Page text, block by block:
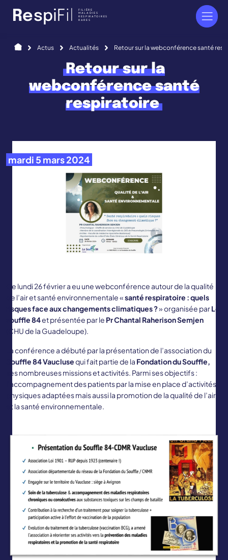
RespiFi FILIÈRE
MALADIES
RESPIRATOIRES
RARES
AccueilActus Actualités Retour sur la webconférence santé
Retour sur la
webconférence santé
respiratoire
mardi 5 mars 2024
Ce lundi 26 février a eu une webconférence autour de la qualité
de l’air et santé environnementale «santé respiratoire : quels
risques face aux changements climatiques ?» organisée parLe
souffle 84et présentée par le Pr Chantal Raherison Semjen
(CHU de la Guadeloupe).
La conférence a débuté par la présentation de l’association du
Souffle 84 Vauclusequi fait partie de la Fondation du Souffle,
ses nombreuses missions et activités. Parmi ses objectifs :
l’accompagnement des patients par la mise en place d’activités
physiques adaptées mais aussi la promotion de la qualité de l’air
et la santé environnementale.